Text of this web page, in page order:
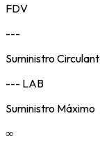
FDV
---
Suministro
--- LAB
Suministro Máximo
∞